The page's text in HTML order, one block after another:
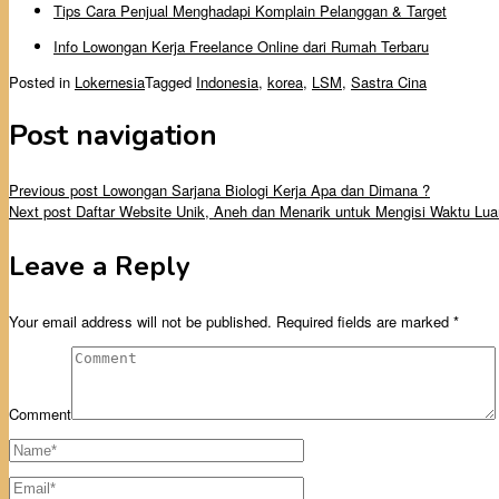
Tips Cara Penjual Menghadapi Komplain Pelanggan & Target
Info Lowongan Kerja Freelance Online dari Rumah Terbaru
Posted in LokernesiaTagged Indonesia, korea, LSM, Sastra Cina
Post navigation
Previous post Lowongan Sarjana Biologi Kerja Apa dan Dimana ?
Next post Daftar Website Unik, Aneh dan Menarik untuk Mengisi Waktu
Leave a Reply
Your email address will not be published. Required fields are marked *
Comment